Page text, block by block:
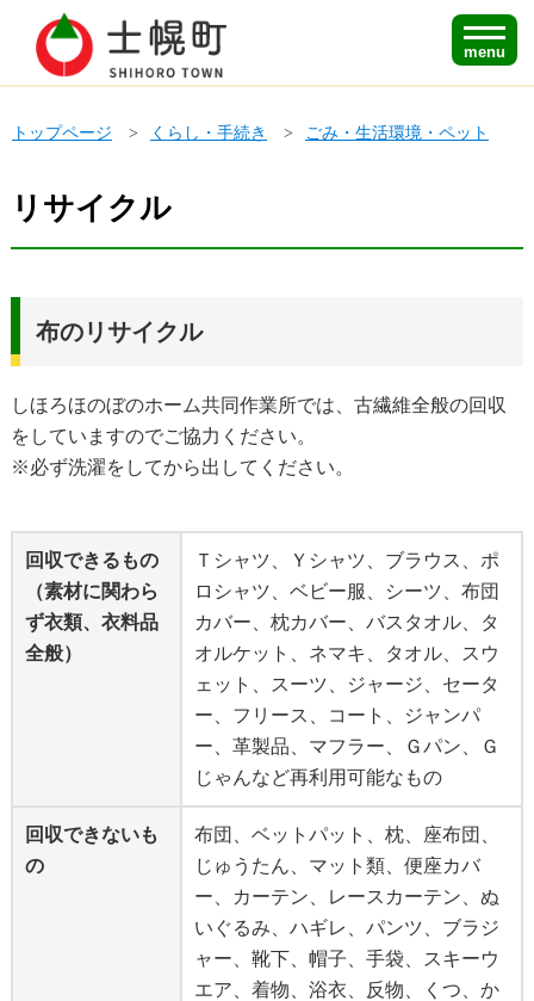
menu
トップページ くらし・手続き ごみ・生活環境・ペット
リサイクル
布のリサイクル
しほろほのぼのホーム共同作業所では、古繊維全般の回収
をしていますのでご協力ください。
※必ず洗濯をしてから出してください。
回収できるもの
（素材に関わら
ず衣類、衣料品
全般）
Ｔシャツ、Ｙシャツ、ブラウス、ポ
ロシャツ、ベビー服、シーツ、布団
カバー、枕カバー、バスタオル、タ
オルケット、ネマキ、タオル、スウ
ェット、スーツ、ジャージ、セータ
ー、フリース、コート、ジャンパ
ー、革製品、マフラー、Ｇパン、Ｇ
じゃんなど再利用可能なもの
回収できないも
の
布団、ベットパット、枕、座布団、
じゅうたん、マット類、便座カバ
ー、カーテン、レースカーテン、ぬ
いぐるみ、ハギレ、パンツ、ブラジ
ャー、靴下、帽子、手袋、スキーウ
エア、着物、浴衣、反物、くつ、か